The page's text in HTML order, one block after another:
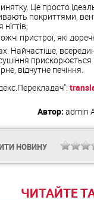
Це просто
покриттями,
пристрої, які
Найчастіше,
сушіння
відчутне печіння.
Автор: admin
НОВИНУ
ЧИТАЙТЕ